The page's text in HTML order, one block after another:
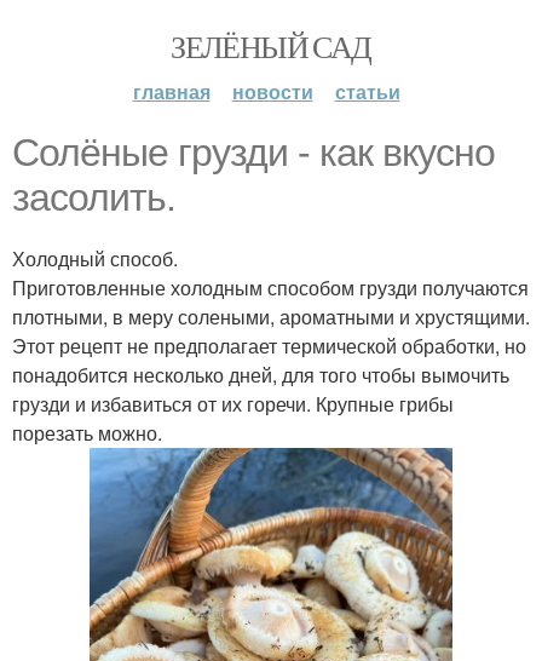
ЗЕЛЁНЫЙ САД
главная новости статьи
Солёные грузди - как вкусно
засолить.
Холодный способ.
Приготовленные холодным способом грузди получаются
плотными, в меру солеными, ароматными и хрустящими.
Этот рецепт не предполагает термической обработки, но
понадобится несколько дней, для того чтобы вымочить
грузди и избавиться от их горечи. Крупные грибы
порезать можно.